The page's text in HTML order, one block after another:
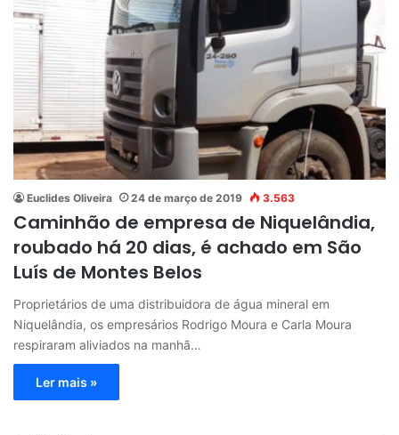
Euclides Oliveira 24 de março de 2019 3.563
Caminhão de empresa de Niquelândia,
roubado há 20 dias, é achado em São
Luís de Montes Belos
Proprietários de uma distribuidora de água mineral em
Niquelândia, os empresários Rodrigo Moura e Carla Moura
respiraram aliviados na manhã…
Ler mais »